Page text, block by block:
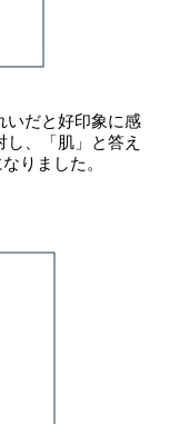
いだと好印象に感
、「肌」と答え
りました。